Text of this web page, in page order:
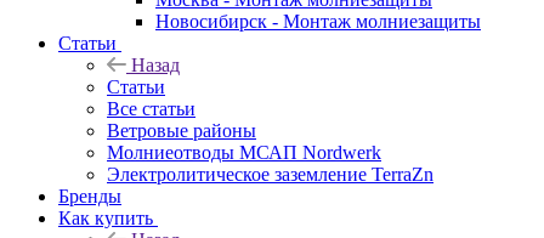
Новосибирск - Монтаж молниезащиты
Статьи
Назад
Статьи
Все статьи
Ветровые районы
Молниеотводы МСАП Nordwerk
Электролитическое заземление TerraZn
Бренды
Как купить